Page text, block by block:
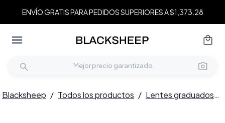
ENVÍO GRATIS PARA PEDIDOS SUPERIORES A $1,373.28
Blacksheep / Todos los productos / Lentes graduados /